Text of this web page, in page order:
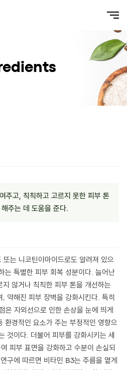
주고, 칙칙하고 고르지 못한 피부 톤
주는 데 도움을 준다.
는 니코틴아마이드로도 알려져 있으
는 특별한 피부 회복 성분이다. 늘어난
않거나 칙칙한 피부 톤을 개선하는
약해진 피부 장벽을 강화시킨다. 특히
은 자외선으로 인한 손상을 눈에 띄게
환경적인 요소가 주는 부정적인 영향으
것이다. 더불어 피부를 강화시키는 세
피부 표면을 강화하고 수분이 손실되
구에 따르면 비타민 B3는 주름을 옅게